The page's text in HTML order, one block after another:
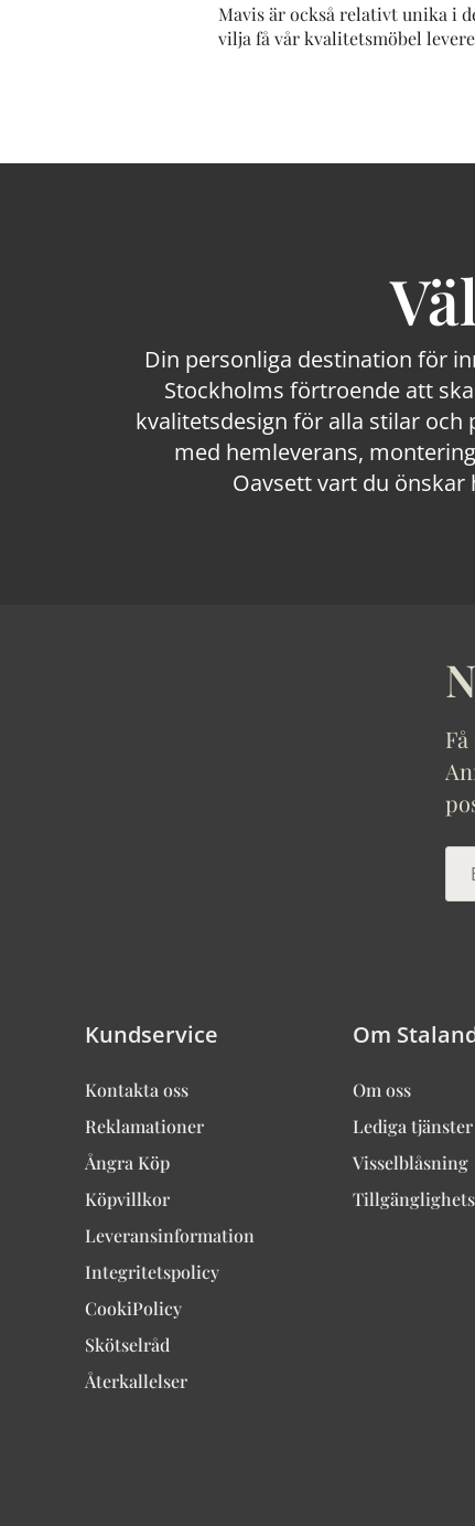
Mavis är också relativt unika i
vilja få vår kvalitetsmöbel
Din personliga destination för
Stockholms förtroende att
kvalitetsdesign för alla stilar och
med hemleverans,
Oavsett vart du
Kundservice
Kontakta oss
Reklamationer
Ångra Köp
Köpvillkor
Leveransinformation
Integritetspolicy
CookiPolicy
Skötselråd
Återkallelser
Om
Om oss
Lediga tjänster
Visselblåsning